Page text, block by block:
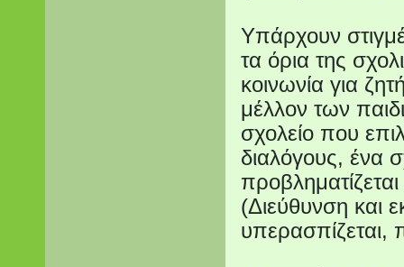
Υπάρχουν
τα όρια της
κοινωνία για
μέλλον των
σχολείο που
διαλόγους, ένα
(Διεύθυνση και
υπερασπίζεται,